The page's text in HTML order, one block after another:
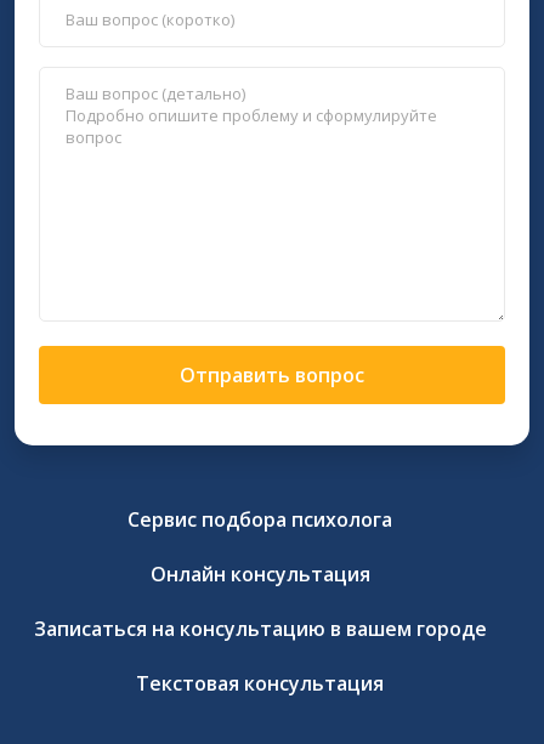
Отправить вопрос
Сервис подбора психолога
Онлайн консультация
Записаться на консультацию в вашем городе
Текстовая консультация